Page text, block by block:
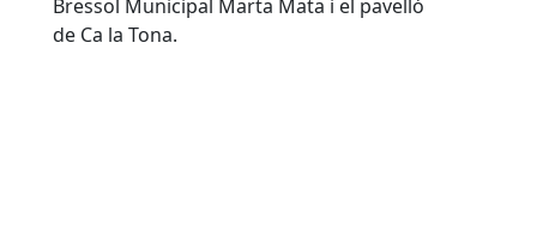
Bressol Municipal Marta Mata i el pavelló
de Ca la Tona.